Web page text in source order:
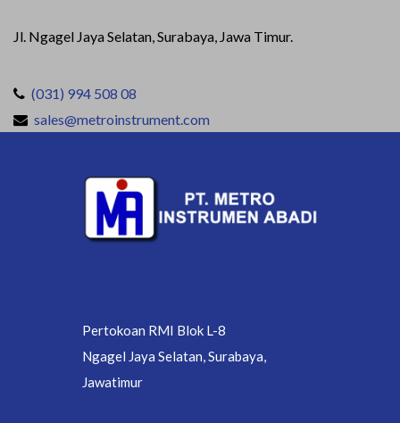
Jl. Ngagel Jaya Selatan, Surabaya, Jawa Timur.
(031) 994 508 08
sales@metroinstrument.com
Pertokoan RMI Blok L-8
Ngagel Jaya Selatan, Surabaya,
Jawatimur